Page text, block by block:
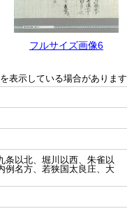
フルサイズ画像6
表示している場合があります
以北、堀川以西、朱雀以
例名方、若狭国太良庄、大